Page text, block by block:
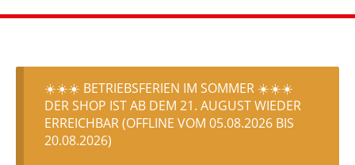
☀️☀️☀️ BETRIEBSFERIEN IM SOMMER ☀️☀️☀️
DER SHOP IST AB DEM 21. AUGUST WIEDER
ERREICHBAR (OFFLINE VOM 05.08.2026 BIS
20.08.2026)